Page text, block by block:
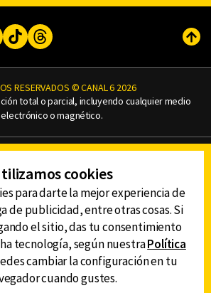
Instagram
TikTokThreads
RESERVADOS © CANAL 6 2026
total o parcial, incluyendo cualquier medio
electrónico o magnético.
AVISO DE PRIVACIDAD
AVISO LEGAL
DE LAS AUDIENCIAS
LA APP DE CANAL 6
cookies
para darte la mejor experiencia de
de publicidad, entre otras cosas. Si
el sitio, das tu consentimiento
tecnología, según nuestraPolítica
cambiar la configuración en tu
cuando gustes.